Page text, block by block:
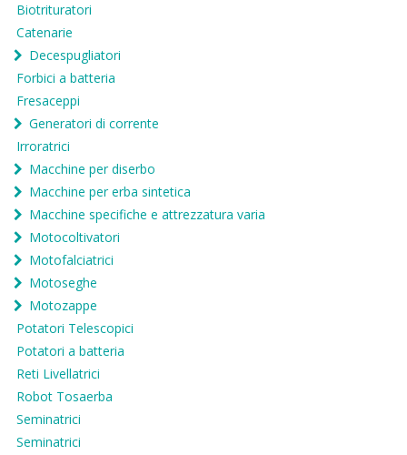
Biotrituratori
Catenarie
Decespugliatori
Forbici a batteria
Fresaceppi
Generatori di corrente
Irroratrici
Macchine per diserbo
Macchine per erba sintetica
Macchine specifiche e attrezzatura varia
Motocoltivatori
Motofalciatrici
Motoseghe
Motozappe
Potatori Telescopici
Potatori a batteria
Reti Livellatrici
Robot Tosaerba
Seminatrici
Seminatrici